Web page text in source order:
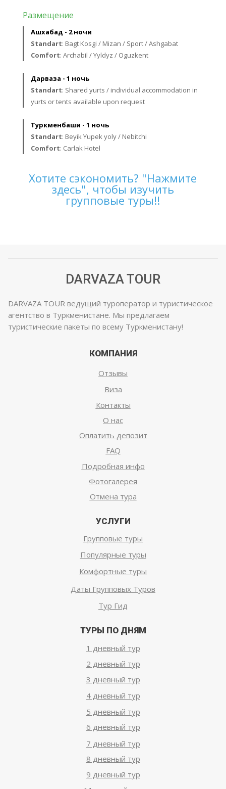
Размещение
Ашхабад - 2 ночи
Standart: Bagt Kosgi / Mizan / Sport / Ashgabat
Comfort: Archabil / Yyldyz / Oguzkent
Дарваза - 1 ночь
Standart: Shared yurts / individual accommodation in
yurts or tents available upon request
Туркменбаши - 1 ночь
Standart: Beyik Yupek yoly / Nebitchi
Comfort: Carlak Hotel
Хотите сэкономить? "Нажмите
здесь", чтобы изучить
групповые туры!!
DARVAZA TOUR
DARVAZA TOUR ведущий туроператор и туристическое
агентство в Туркменистане. Мы предлагаем
туристические пакеты по всему Туркменистану!
КОМПАНИЯ
Отзывы
Виза
Контакты
О нас
Оплатить депозит
FAQ
Подробная инфо
Фотогалерея
Отмена тура
УСЛУГИ
Групповые туры
Популярные туры
Комфортные туры
Даты Групповых Туров
Тур Гид
ТУРЫ ПО ДНЯМ
1 дневный тур
2 дневный тур
3 дневный тур
4 дневный тур
5 дневный тур
6 дневный тур
7 дневный тур
8 дневный тур
9 дневный тур